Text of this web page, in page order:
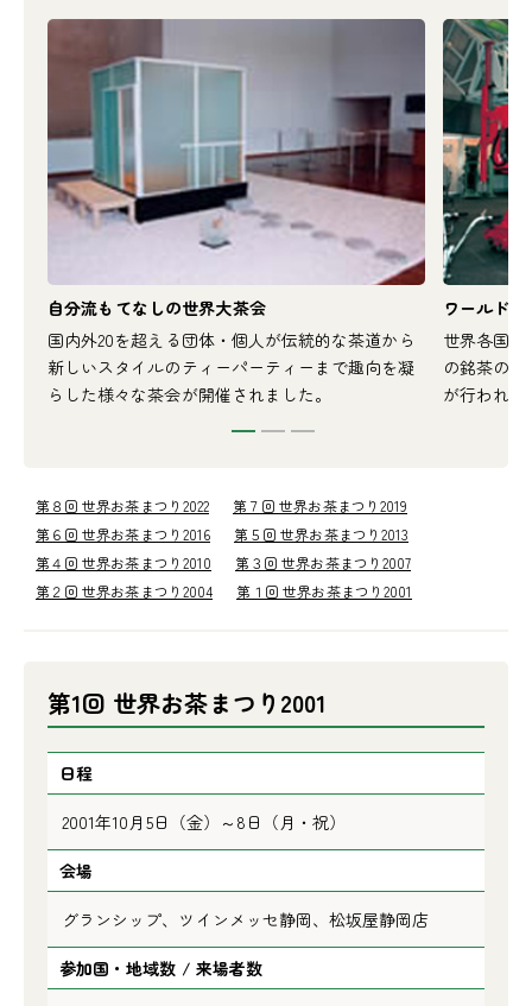
自分流もてなしの世界大茶会
国内外20を超える団体・個人が伝統的な茶道から
新しいスタイルのティーパーティーまで趣向を凝
らした様々な茶会が開催されました。
ワールド
世界各国
の銘茶の
が行われま
第８回 世界お茶まつり2022
第７回 世界お茶まつり2019
第６回 世界お茶まつり2016
第５回 世界お茶まつり2013
第４回 世界お茶まつり2010
第３回 世界お茶まつり2007
第２回 世界お茶まつり2004
第１回 世界お茶まつり2001
第1回 世界お茶まつり2001
日程
2001年10月5日（金）～8日（月・祝）
会場
グランシップ、ツインメッセ静岡、松坂屋静岡店
参加国・地域数 / 来場者数